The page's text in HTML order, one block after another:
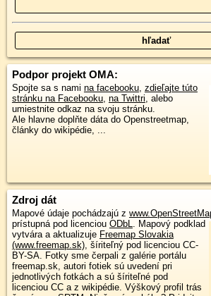
Podpor projekt OMA:
Spojte sa s nami na facebooku, zdieľajte túto
stránku na Facebooku, na Twittri, alebo
umiestnite odkaz na svoju stránku.
Ale hlavne doplňte dáta do Openstreetmap,
články do wikipédie, ...
Zdroj dát
Mapové údaje pochádzajú z
prístupná pod licenciou ODbL. Mapový podklad
vytvára a aktualizuje Freemap Slovakia
(www.freemap.sk), šíriteľný pod licenciou CC-
BY-SA. Fotky sme čerpali z galérie portálu
freemap.sk, autori fotiek sú uvedení pri
jednotlivých fotkách a sú šíriteľné pod
licenciou CC a z wikipédie. Výškový profil trás